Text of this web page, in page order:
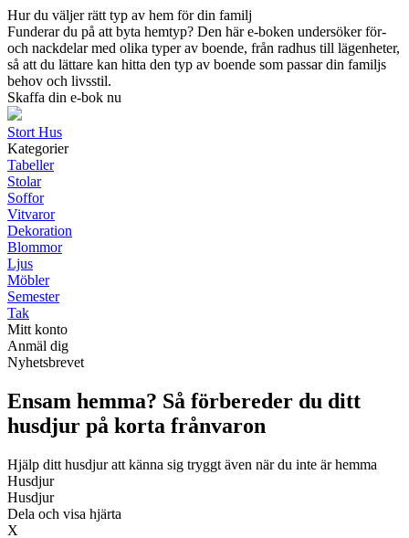
Hur du väljer rätt typ av hem för din familj
Funderar du på att byta hemtyp? Den här e-boken undersöker för-
och nackdelar med olika typer av boende, från radhus till lägenheter,
så att du lättare kan hitta den typ av boende som passar din familjs
behov och livsstil.
Skaffa din e-bok nu
Stort Hus
Kategorier
Tabeller
Stolar
Soffor
Vitvaror
Dekoration
Blommor
Ljus
Möbler
Semester
Tak
Mitt konto
Anmäl dig
Nyhetsbrevet
Ensam hemma? Så förbereder du ditt
husdjur på korta frånvaron
Hjälp ditt husdjur att känna sig tryggt även när du inte är hemma
Husdjur
Husdjur
Dela och visa hjärta
X